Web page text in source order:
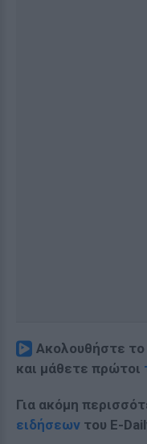
Ακολουθήστε
και μάθετε πρώτοι
Για ακόμη
ειδήσεων του E-